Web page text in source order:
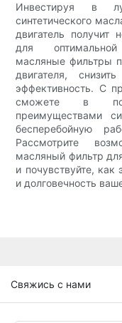
Инвестируя в
синтетического
двигатель получит
для
масляные фильтры
двигателя,
эффективность. С
сможете в
преимуществами
бесперебойную
Рассмотрите
масляный фильтр
и почувствуйте, как
и долговечность
Свяжись с нами